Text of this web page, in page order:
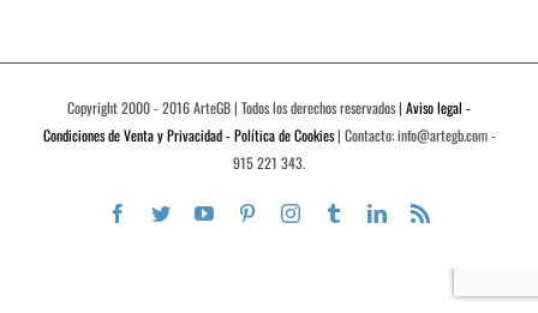
Copyright 2000 - 2016 ArteGB | Todos los derechos reservados | Aviso legal -
Condiciones de Venta y Privacidad - Política de Cookies| Contacto: info@artegb.com -
915 221 343.
Facebook
TwitterYouTubePinterestInstagramTumblrLinkedIn